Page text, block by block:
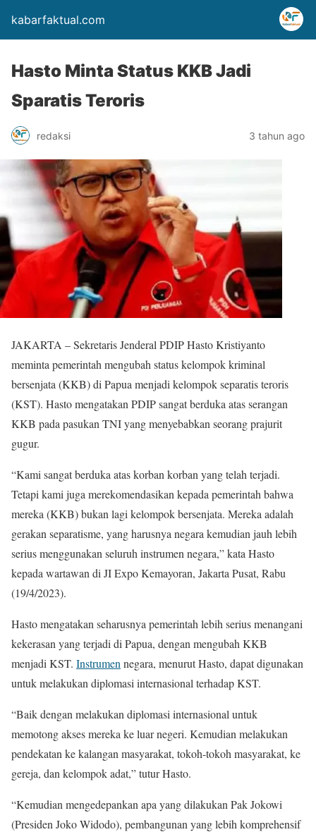
kabarfaktual.com
Hasto Minta Status KKB Jadi
Sparatis Teroris
redaksi 3 tahun ago
JAKARTA – Sekretaris Jenderal PDIP Hasto Kristiyanto
meminta pemerintah mengubah status kelompok kriminal
bersenjata (KKB) di Papua menjadi kelompok separatis teroris
(KST). Hasto mengatakan PDIP sangat berduka atas serangan
KKB pada pasukan TNI yang menyebabkan seorang prajurit
gugur.
“Kami sangat berduka atas korban korban yang telah terjadi.
Tetapi kami juga merekomendasikan kepada pemerintah bahwa
mereka (KKB) bukan lagi kelompok bersenjata. Mereka adalah
gerakan separatisme, yang harusnya negara kemudian jauh lebih
serius menggunakan seluruh instrumen negara,” kata Hasto
kepada wartawan di JI Expo Kemayoran, Jakarta Pusat, Rabu
(19/4/2023).
Hasto mengatakan seharusnya pemerintah lebih serius menangani
kekerasan yang terjadi di Papua, dengan mengubah KKB
menjadi KST. Instrumen negara, menurut Hasto, dapat digunakan
untuk melakukan diplomasi internasional terhadap KST.
“Baik dengan melakukan diplomasi internasional untuk
memotong akses mereka ke luar negeri. Kemudian melakukan
pendekatan ke kalangan masyarakat, tokoh-tokoh masyarakat, ke
gereja, dan kelompok adat,” tutur Hasto.
“Kemudian mengedepankan apa yang dilakukan Pak Jokowi
(Presiden Joko Widodo), pembangunan yang lebih komprehensif